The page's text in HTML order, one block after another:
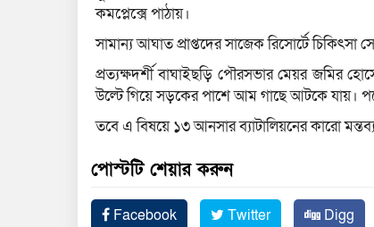
কমপ্লেক্সে পাঠায়।
সামান্য আঘাত প্রাপ্তদের সাজেক রিসোর্টে চিকিৎসা
প্রত্যক্ষদর্শী বাঘাইছড়ি পৌরসভার মেয়র জমির
উল্টে গিয়ে সড়কের পাশে আম গাছে আটকে যায়। পরে
তবে এ বিষয়ে ১৩ আনসার ব্যাটালিয়নের কারো
পোস্টটি শেয়ার করুন
Facebook Twitter Digg